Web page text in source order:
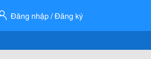
Đăng nhập / Đăng ký